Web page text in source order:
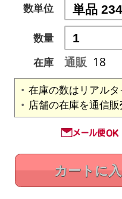
数単位
数量
在庫
通販 18
在庫の数はリアルタ
店舗の在庫を通信販
カートに